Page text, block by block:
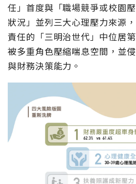
任」首度與「職場競爭或校園
狀況」並列三大心理壓力來源
責任的「三明治世代」中位居
被多重角色壓縮喘息空間，並
與財務決策能力。